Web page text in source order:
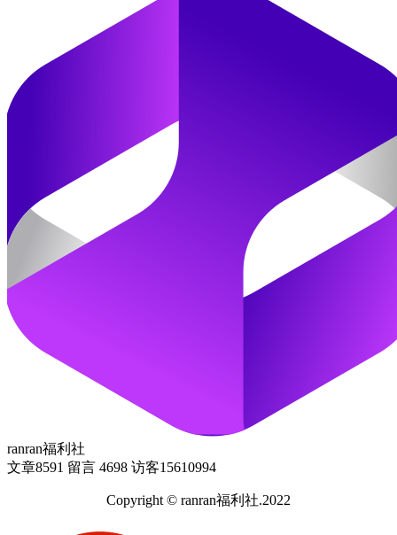
ranran福利社
文章8591 留言 4698 访客15610994
Copyright © ranran福利社.2022